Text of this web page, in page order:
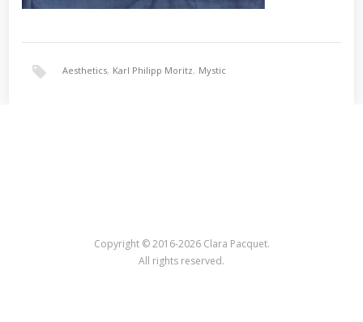
Aesthetics, Karl Philipp Moritz, Mystic
Copyright © 2016-2026 Clara Pacquet.
All rights reserved.